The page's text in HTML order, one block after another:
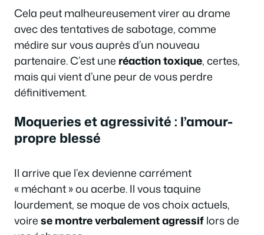
Cela peut malheureusement virer au drame
avec des tentatives de sabotage, comme
médire sur vous auprès d’un nouveau
partenaire. C’est une réaction toxique, certes,
mais qui vient d’une peur de vous perdre
définitivement.
Moqueries et agressivité : l’amour-
propre blessé
Il arrive que l’ex devienne carrément
« méchant » ou acerbe. Il vous taquine
lourdement, se moque de vos choix actuels,
voirese montre verbalement agressiflors de